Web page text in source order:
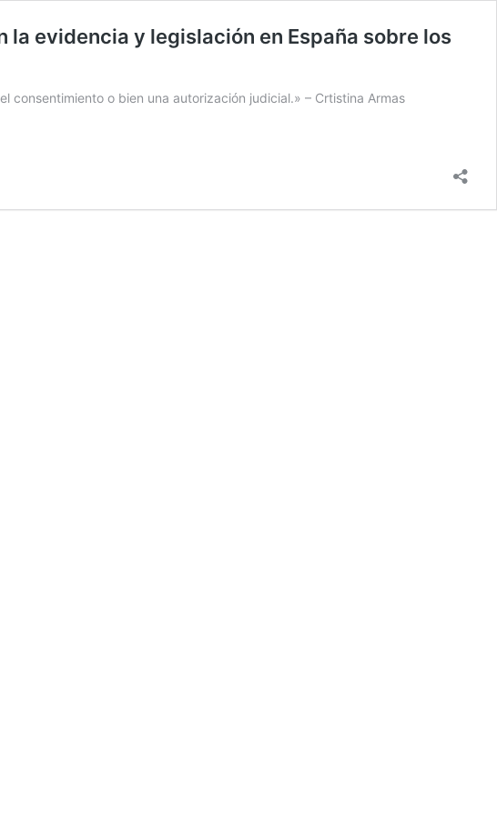
evidencia y legislación en España sobre los
consentimiento o bien una autorización judicial.» – Crtistina Armas